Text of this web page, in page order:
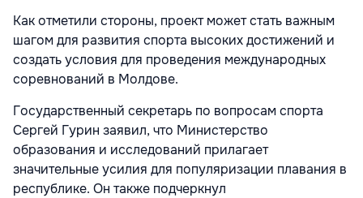
Как отметили стороны, проект может стать важным
шагом для развития спорта высоких достижений и
создать условия для проведения международных
соревнований в Молдове.
Государственный секретарь по вопросам спорта
Сергей Гурин заявил, что Министерство
образования и исследований прилагает
значительные усилия для популяризации плавания в
республике. Он также подчеркнул